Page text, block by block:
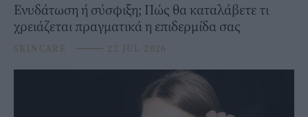
Ενυδάτωση ή σύσφιξη; Πώς θα καταλάβετε τι
χρειάζεται πραγματικά η επιδερμίδα σας
SKINCARE ⸻ 22 JUL 2026